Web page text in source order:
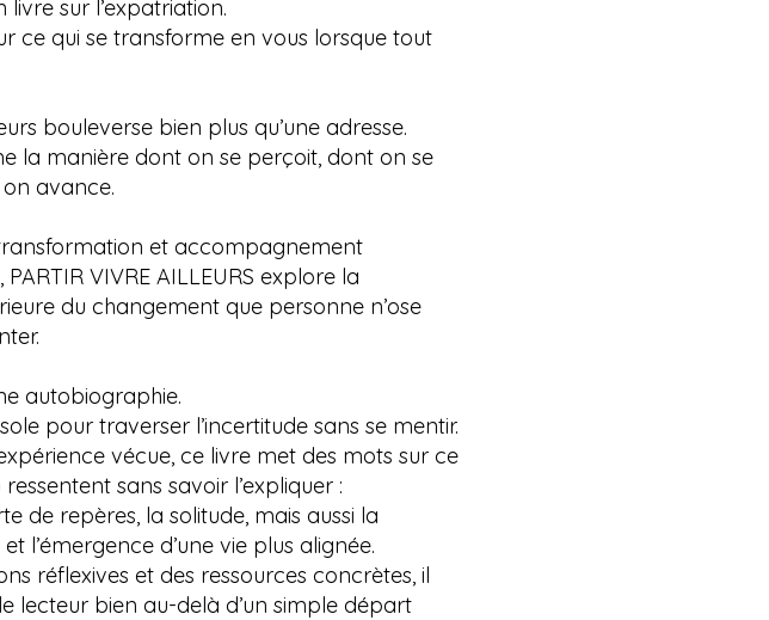
livre sur l’expatriation.
ce qui se transforme en vous lorsque tout
bouleverse bien plus qu’une adresse.
la manière dont on se perçoit, dont on se
avance.
et accompagnement
VIVRE AILLEURS explore la
du changement que personne n’ose
autobiographie.
pour traverser l’incertitude sans se mentir.
vécue, ce livre met des mots sur ce
sans savoir l’expliquer :
de repères, la solitude, mais aussi la
l’émergence d’une vie plus alignée.
réflexives et des ressources concrètes, il
lecteur bien au-delà d’un simple départ